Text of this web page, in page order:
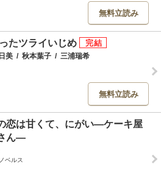
無料立読み
たツライいじめ
美 / 秋本葉子 / 三浦瑞希
無料立読み
恋は甘くて、にがい―ケーキ屋
ん―
ベルス